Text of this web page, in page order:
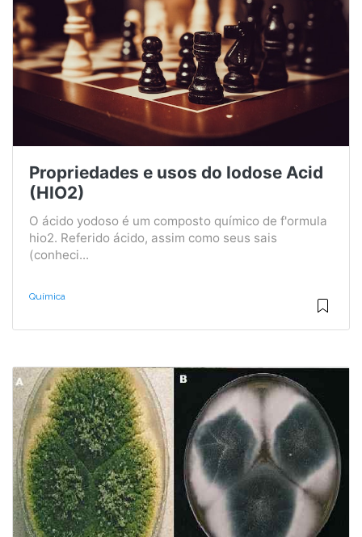
Propriedades e usos do Iodose Acid
(HIO2)
O ácido yodoso é um composto químico de f'ormula
hio2. Referido ácido, assim como seus sais
(conheci...
Química